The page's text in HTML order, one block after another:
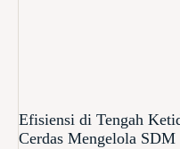
Efisiensi di Tengah
Cerdas Mengelola SDM